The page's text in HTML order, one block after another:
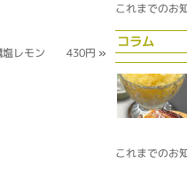
レモン 430円 »
これまでのお
コラム
これまでのお